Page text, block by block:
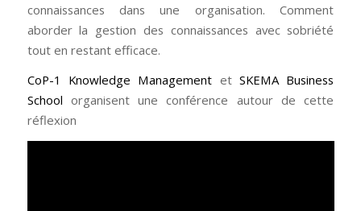
connaissances dans une organisation. Comment
aborder la gestion des connaissances avec sobriété
tout en restant efficace.
CoP-1 Knowledge Management etSKEMA Business
School organisent une conférence autour de cette
réflexion